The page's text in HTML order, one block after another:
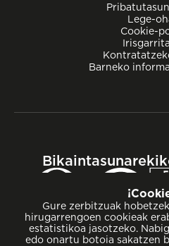
Lege-
Cookie-
Barneko
Gure zerbitzuak
hirugarrengoen cookieak
estatistikoa jasotzeko.
edo onartu botoia sakatzen